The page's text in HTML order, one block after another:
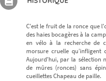
C'est le fruit de la ronce que
des haies bocagères à la
en vélo à la recherche de
morsure cruelle qu’infligent
Aujourd'hui, par la sélection
de mûres (ronces) sans
cueillettes Chapeau de paille.